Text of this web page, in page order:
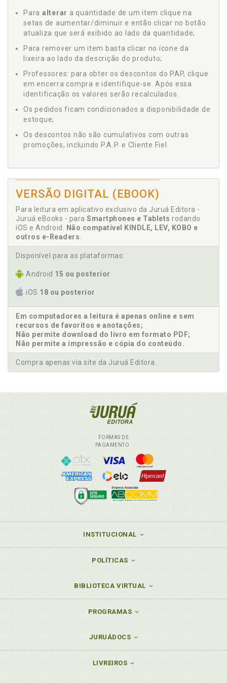
Para alterar a quantidade de um item clique na
setas de aumentar/diminuir e então clicar no botão
atualiza que será exibido ao lado da quantidade;
Para remover um item basta clicar no ícone da
lixeira ao lado da descrição do produto;
Professores: para obter os descontos do PAP, clique
em encerra compra e identifique-se. Após essa
identificação os valores serão recalculados.
Os pedidos ficam condicionados a disponibilidade de
estoque;
Os descontos não são cumulativos com outras
promoções, incluindo P.A.P. e Cliente Fiel.
VERSÃO DIGITAL (EBOOK)
Para leitura em aplicativo exclusivo da Juruá Editora -
Juruá eBooks - para Smartphones e Tablets rodando
iOS e Android.
Não compatível KINDLE, LEV, KOBO e
outros e-Readers
Disponível para as plataformas:
Android 15 ou posterior
iOS 18 ou posterior
Em computadores a leitura é apenas online e sem
recursos de favoritos e anotações;
Não permite download do livro em formato PDF;
Não permite a impressão e cópia do conteúdo.
Compra apenas via site da Juruá Editora.
FORMAS DE
PAGAMENTO
INSTITUCIONAL
POLÍTICAS
BIBLIOTECA VIRTUAL
PROGRAMAS
JURUÁDOCS
LIVREIROS